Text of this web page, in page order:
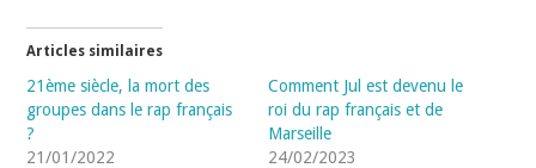
Articles similaires
21ème siècle, la mort des
groupes dans le rap français
?
21/01/2022
Comment Jul est devenu le
roi du rap français et de
Marseille
24/02/2023